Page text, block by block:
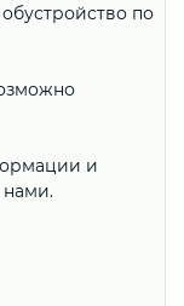
по
и
нами.